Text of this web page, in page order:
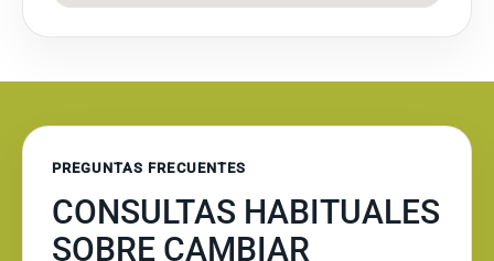
PREGUNTAS FRECUENTES
CONSULTAS HABITUALES
SOBRE CAMBIAR